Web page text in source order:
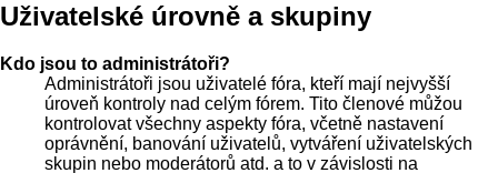
Uživatelské úrovně a skupiny
Kdo jsou to administrátoři?
Administrátoři jsou uživatelé fóra, kteří mají nejvyšší
úroveň kontroly nad celým fórem. Tito členové můžou
kontrolovat všechny aspekty fóra, včetně nastavení
oprávnění, banování uživatelů, vytváření uživatelských
skupin nebo moderátorů atd. a to v závislosti na